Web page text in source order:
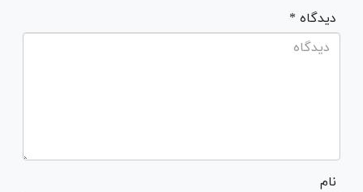
* دیدگاه
نام